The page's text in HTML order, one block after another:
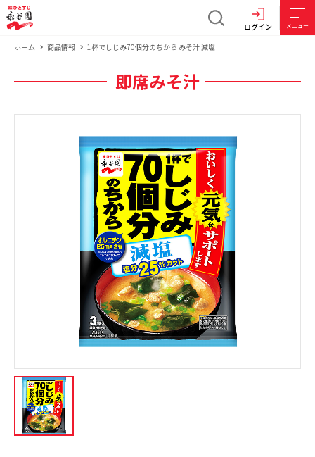
ログイン メニュー
ホーム 商品情報 1杯でしじみ70個分のちから みそ汁 減塩
即席みそ汁